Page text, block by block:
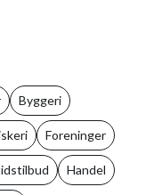
Byggeri
Foreninger
Handel